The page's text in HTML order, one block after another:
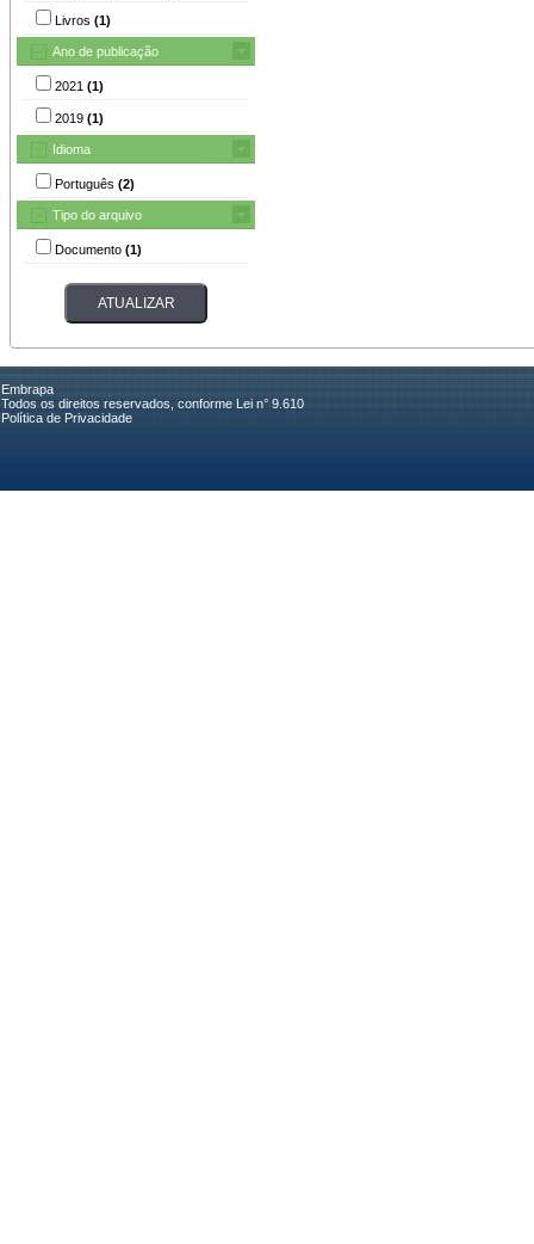
Livros (1)
Ano de publicação
2021 (1)
2019 (1)
Idioma
Português (2)
Tipo do arquivo
Documento (1)
Embrapa
Todos os direitos reservados, conforme Lei n° 9.610
Política de Privacidade